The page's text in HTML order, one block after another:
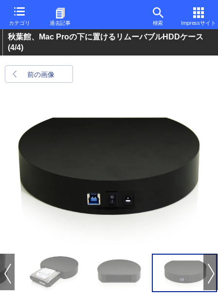
カテゴリ 過去記事 検索 Impressサイト
秋葉館、Mac Proの下に置けるリムーバブルHDDケース
(4/4)
前の画像